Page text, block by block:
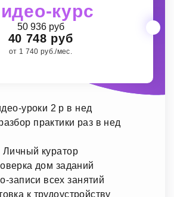
курс
50 936 руб
40 748 руб
от 1 740 руб./мес.
уроки 2 р в нед
практики раз в нед
Личный куратор
дом заданий
записи всех занятий
к трудоустройству